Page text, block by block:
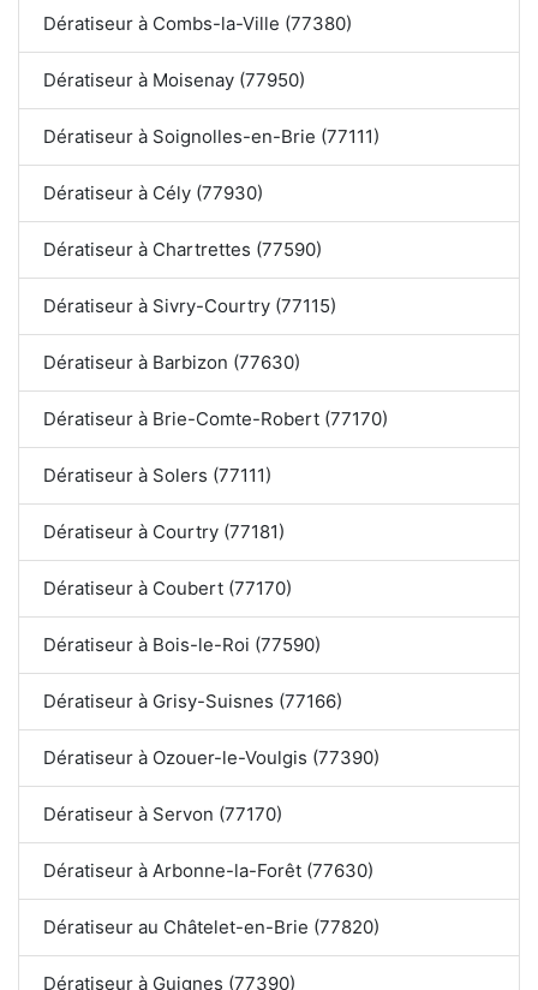
Dératiseur à Combs-la-Ville (77380)
Dératiseur à Moisenay (77950)
Dératiseur à Soignolles-en-Brie (77111)
Dératiseur à Cély (77930)
Dératiseur à Chartrettes (77590)
Dératiseur à Sivry-Courtry (77115)
Dératiseur à Barbizon (77630)
Dératiseur à Brie-Comte-Robert (77170)
Dératiseur à Solers (77111)
Dératiseur à Courtry (77181)
Dératiseur à Coubert (77170)
Dératiseur à Bois-le-Roi (77590)
Dératiseur à Grisy-Suisnes (77166)
Dératiseur à Ozouer-le-Voulgis (77390)
Dératiseur à Servon (77170)
Dératiseur à Arbonne-la-Forêt (77630)
Dératiseur au Châtelet-en-Brie (77820)
Dératiseur à Guignes (77390)